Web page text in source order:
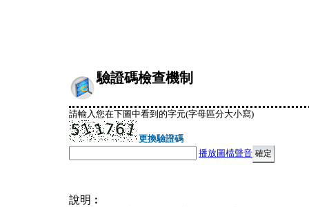
驗證碼檢查機制
請輸入您在下圖中看到的字元(字母區分大小寫)
更換驗證碼
播放圖檔聲音
說明︰